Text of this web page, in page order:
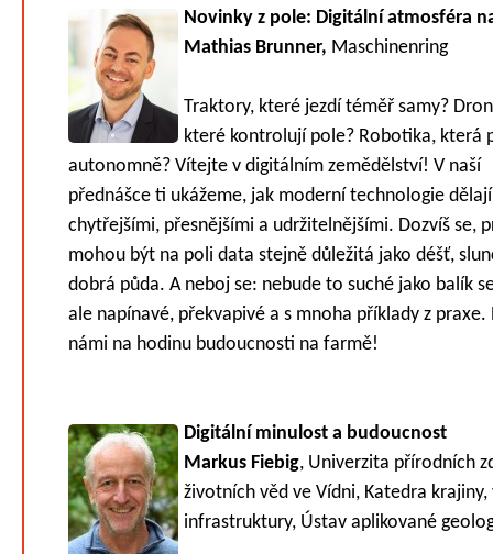
Novinky z pole: Digitální atmosféra
Mathias Brunner, Maschinenring
Traktory, které jezdí téměř samy?
které kontrolují pole? Robotika, která
autonomně? Vítejte v digitálním zemědělství! V naší
přednášce ti ukážeme, jak moderní technologie
chytřejšími, přesnějšími a udržitelnějšími. Dozvíš se,
mohou být na poli data stejně důležitá jako déšť,
dobrá půda. A neboj se: nebude to suché jako balík
ale napínavé, překvapivé a s mnoha příklady z praxe.
námi na hodinu budoucnosti na farmě!
Digitální minulost a budoucnost
Markus Fiebig, Univerzita přírodních
životních věd ve Vídni, Katedra krajiny,
infrastruktury, Ústav aplikované